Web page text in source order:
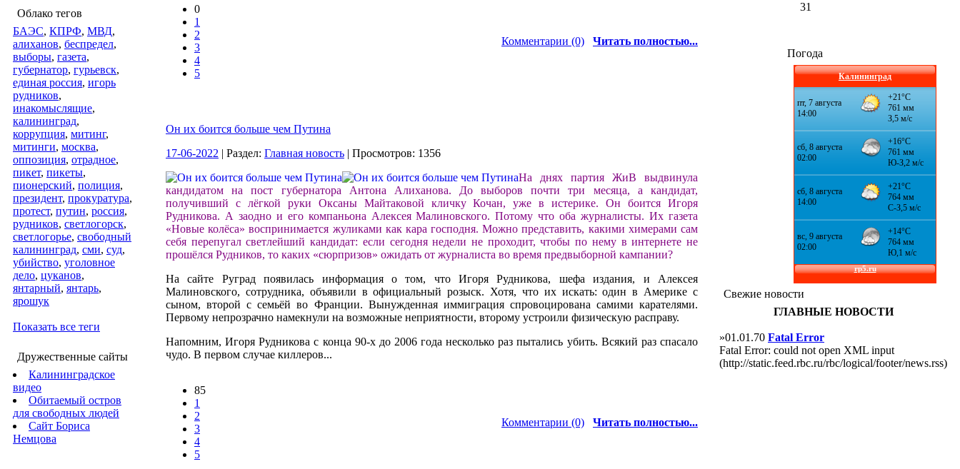
Облако тегов
БАЭС, КПРФ, МВД,
алиханов, беспредел,
выборы, газета,
губернатор, гурьевск,
единая россия, игорь
рудников,
инакомыслящие,
калининград,
коррупция, митинг,
митинги, москва,
оппозиция, отрадное,
пикет, пикеты,
пионерский, полиция,
президент, прокуратура,
протест, путин, россия,
рудников, светлогорск,
светлогорье, свободный
калининград, сми, суд,
убийство, уголовное
дело, цуканов,
янтарный, янтарь,
ярошук
Показать все теги
Дружественные сайты
Калининградское
видео
Обитаемый остров
для свободных людей
Сайт Бориса
Немцова
0
1
2
3
4
5
Комментарии (0) Читать полностью...
Он их боится больше чем Путина
17-06-2022 | Раздел: Главная новость | Просмотров: 1356
На днях партия ЖиВ выдвинула
кандидатом на пост губернатора Антона Алиханова. До выборов почти три месяца, а кандидат,
получивший с лёгкой руки Оксаны Майтаковой кличку Кочан, уже в истерике. Он боится Игоря
Рудникова. А заодно и его компаньона Алексея Малиновского. Потому что оба журналисты. Их газета
«Новые колёса» воспринимается жуликами как кара господня. Можно представить, какими химерами сам
себя перепугал светлейший кандидат: если сегодня недели не проходит, чтобы по нему в интернете не
прошёлся Рудников, то каких «сюрпризов» ожидать от журналиста во время предвыборной кампании?
На сайте Руград появилась информация о том, что Игоря Рудникова, шефа издания, и Алексея
Малиновского, сотрудника, объявили в официальный розыск. Хотя, что их искать: один в Америке с
сыном, второй с семьёй во Франции. Вынужденная иммиграция спровоцирована самими карателями.
Первому непрозрачно намекнули на возможные неприятности, второму устроили физическую расправу.
Напомним, Игоря Рудникова с конца 90-х до 2006 года несколько раз пытались убить. Всякий раз спасало
чудо. В первом случае киллеров...
85
1
2
3
4
5
Комментарии (0) Читать полностью...
31
Погода
Калининград
Свежие новости
ГЛАВНЫЕ НОВОСТИ
»01.01.70 Fatal Error
Fatal Error: could not open XML input
(http://static.feed.rbc.ru/rbc/logical/footer/news.rss)